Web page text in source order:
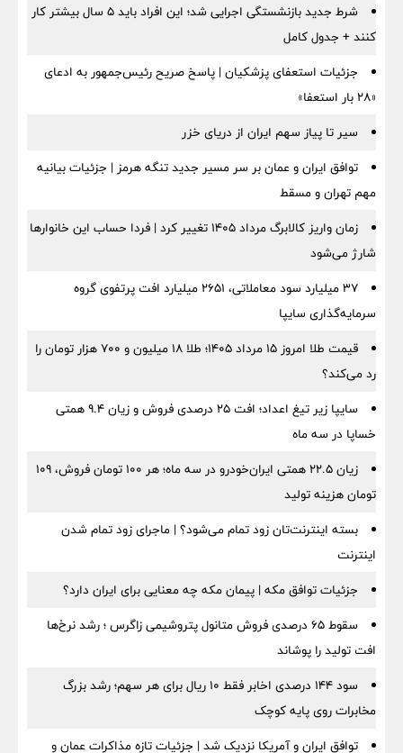
شرط جدید بازنشستگی اجرایی شد؛ این افراد باید ۵ سال بیشتر کار
کنند + جدول کامل
جزئیات استعفای پزشکیان | پاسخ صریح رئیس‌جمهور به ادعای
«۲۸ بار استعفا»
سیر تا پیاز سهم ایران از دریای خزر
توافق ایران و عمان بر سر مسیر جدید تنگه هرمز | جزئیات بیانیه
مهم تهران و مسقط
زمان واریز کالابرگ مرداد ۱۴۰۵ تغییر کرد | فردا حساب این خانوارها
شارژ می‌شود
۳۷ میلیارد سود معاملاتی، ۲۶۵۱ میلیارد افت پرتفوی گروه
سرمایه‌گذاری سایپا
قیمت طلا امروز ۱۵ مرداد ۱۴۰۵؛ طلا ۱۸ میلیون و ۷۰۰ هزار تومان را
رد می‌کند؟
سایپا زیر تیغ اعداد؛ افت ۲۵ درصدی فروش و زیان ۹.۴ همتی
خساپا در سه ماه
زیان ۲۲.۵ همتی ایران‌خودرو در سه ماه؛ هر ۱۰۰ تومان فروش، ۱۰۹
تومان هزینه تولید
بسته اینترنت‌تان زود تمام می‌شود؟ | ماجرای زود تمام شدن
اینترنت
جزئیات توافق مکه | پیمان مکه چه معنایی برای ایران دارد؟
سقوط ۶۵ درصدی فروش متانول پتروشیمی زاگرس ؛ رشد نرخ‌ها
افت تولید را پوشاند
سود ۱۴۴ درصدی اخابر فقط ۱۰ ریال برای هر سهم؛ رشد بزرگ
مخابرات روی پایه کوچک
توافق ایران و آمریکا نزدیک شد | جزئیات تازه مذاکرات عمان و